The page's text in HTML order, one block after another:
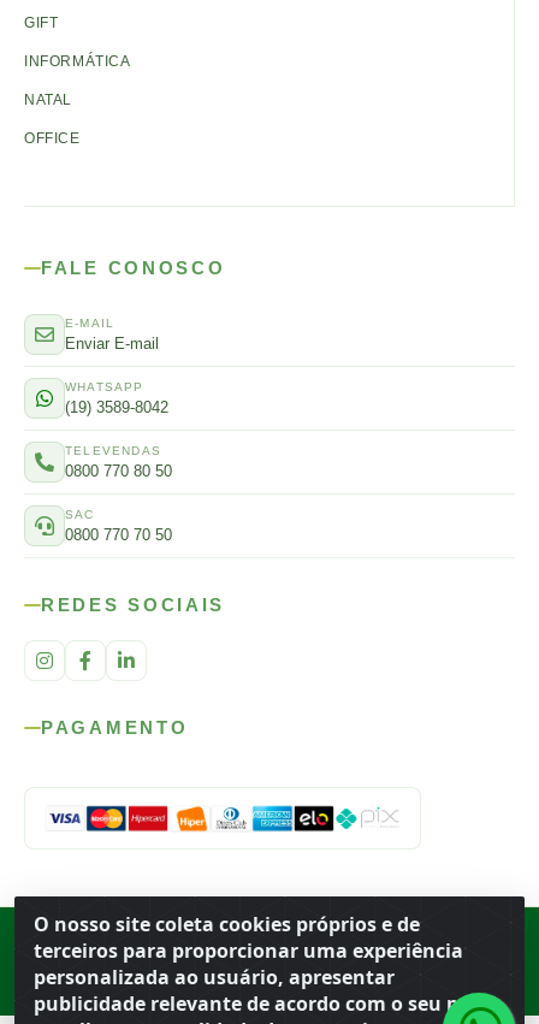
O nosso site coleta cookies próprios e de
terceiros para proporcionar uma experiência
personalizada ao usuário, apresentar
publicidade relevante de acordo com o seu perfil
GIFT
INFORMÁTICA
NATAL
OFFICE
FALE CONOSCO
E-MAIL
Enviar E-mail
WHATSAPP
(19) 3589-8042
TELEVENDAS
0800 770 80 50
SAC
0800 770 70 50
REDES SOCIAIS
PAGAMENTO
Rod. SP-215, s/n, km 98 — Área Rural Porto Ferreira ·BR
· CEP
· CNPJ 56.679.863/0001-91
© 2026 Atacado Ideal